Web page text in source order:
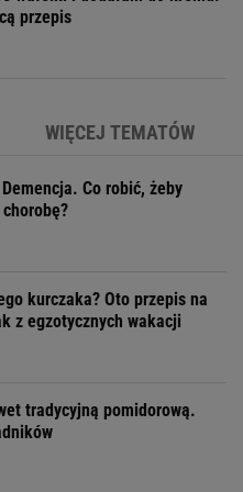
przepis
WIĘCEJ TEMATÓW
Demencja. Co robić, żeby
kurczaka? Oto przepis na
z egzotycznych wakacji
tradycyjną pomidorową.